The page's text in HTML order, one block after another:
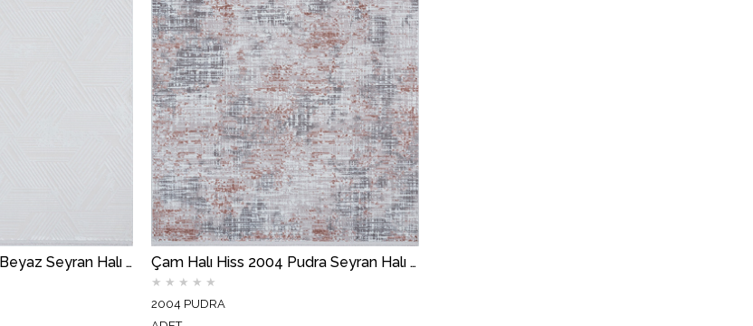
Çam Halı Hiss 2003 Beyaz Seyran Halı Modern Desen Makine Halısı Çam Halı Hiss 2004 Pudra Seyran Halı Modern Desen Makine Halısı
★ ★ ★ ★ ★
2004 PUDRA